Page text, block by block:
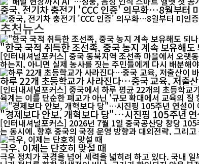
중국, 전기차 충전기 'CCC 인증' 의무화…8월부터
추천뉴스
"한국 국적 취득한 조선족, 중국 농지 계속 보유해
[인터내셔널포커스] 중국 동북지역 조선족 마을에서 오랫
하는지, 아니면 실제 농사를 짓는 주민들에게 다시 배분해
하루 22개 초등학교가 사라진다…중국 교육, 저출
[인터내셔널포커스] 중국에서 하루 평균 22개의 초등학교
육계는 이를 단순한 폐교가 아닌 '규모 확대에서 교육의 질
"경제보다 안보, 개혁보다 당"…시진핑 105주년 연
[인터내셔널포커스] 2026년 7월 1일 중국공산당 창당
는 동시에, 향후 중국의 국정 운영 방향과 대외전략, 그리
극우, 이제는 단호히 맞설 때
극우 정치가 국경을 넘어 세력을 넓히려 하고 있다. 국내